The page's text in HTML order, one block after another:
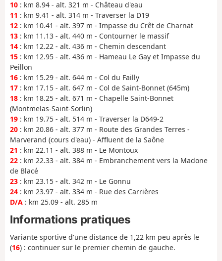
10 : km 8.94 - alt. 321 m - Château d'eau
11 : km 9.41 - alt. 314 m - Traverser la D19
12 : km 10.41 - alt. 397 m - Impasse du Crêt de Charnat
13 : km 11.13 - alt. 440 m - Contourner le massif
14 : km 12.22 - alt. 436 m - Chemin descendant
15 : km 12.95 - alt. 436 m - Hameau Le Gay et Impasse du
Peillon
16 : km 15.29 - alt. 644 m - Col du Failly
17 : km 17.15 - alt. 647 m - Col de Saint-Bonnet (645m)
18 : km 18.25 - alt. 671 m - Chapelle Saint-Bonnet
(Montmelas-Saint-Sorlin)
19 : km 19.75 - alt. 514 m - Traverser la D649-2
20 : km 20.86 - alt. 377 m - Route des Grandes Terres -
Marverand (cours d'eau) - Affluent de la Saône
21 : km 22.11 - alt. 388 m - Le Montoux
22 : km 22.33 - alt. 384 m - Embranchement vers la Madone
de Blacé
23 : km 23.15 - alt. 342 m - Le Gonnu
24 : km 23.97 - alt. 334 m - Rue des Carrières
D/A : km 25.09 - alt. 285 m
Informations pratiques
Variante sportive d'une distance de 1,22 km peu après le
(16) : continuer sur le premier chemin de gauche.